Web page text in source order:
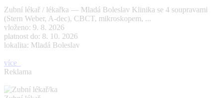
Zubní lékař / lékařka — Mladá Boleslav Klinika se 4 soupravami
(Stern Weber, A-dec), CBCT, mikroskopem, ...
vloženo: 9. 8. 2026
platnost do: 8. 10. 2026
lokalita: Mladá Boleslav
více
Reklama